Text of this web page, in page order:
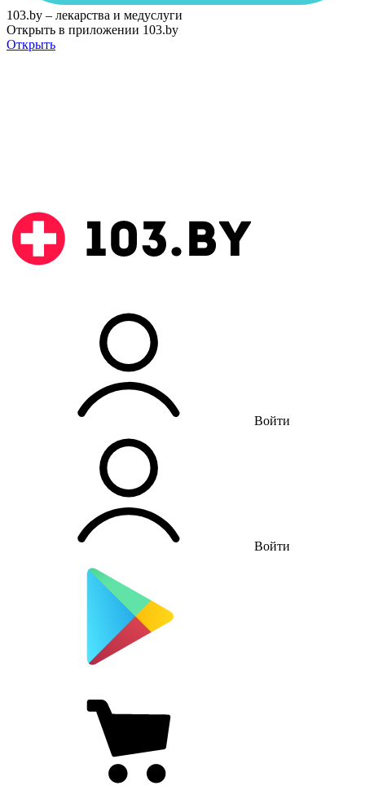
103.by – лекарства и медуслуги
Открыть в приложении 103.by
Открыть
Войти
Войти